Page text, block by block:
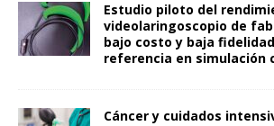
Estudio piloto del
videolaringoscopio de
bajo costo y baja
referencia en simulación
Cáncer y cuidados